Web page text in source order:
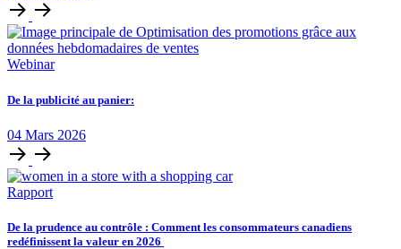
Webinar
De la publicité au panier:
04 Mars 2026
Rapport
De la prudence au contrôle : Comment les consommateurs canadiens
redéfinissent la valeur en 2026